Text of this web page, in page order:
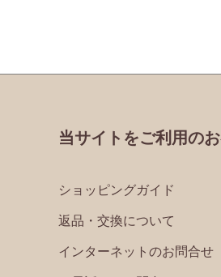
当サイトをご利用の
ショッピングガイド
返品・交換について
インターネットのお問合せ